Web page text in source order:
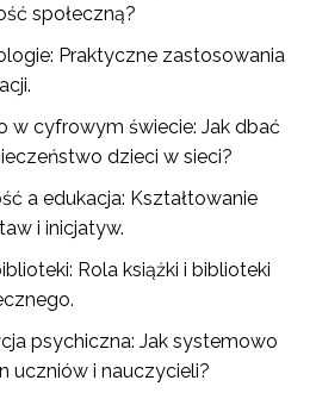
społeczną?
Praktyczne zastosowania
w cyfrowym świecie: Jak dbać
dzieci w sieci?
a edukacja: Kształtowanie
i inicjatyw.
Rola książki i biblioteki
psychiczna: Jak systemowo
uczniów i nauczycieli?